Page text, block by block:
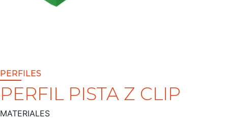
PERFILES
PERFIL PISTA Z CLIP
MATERIALES